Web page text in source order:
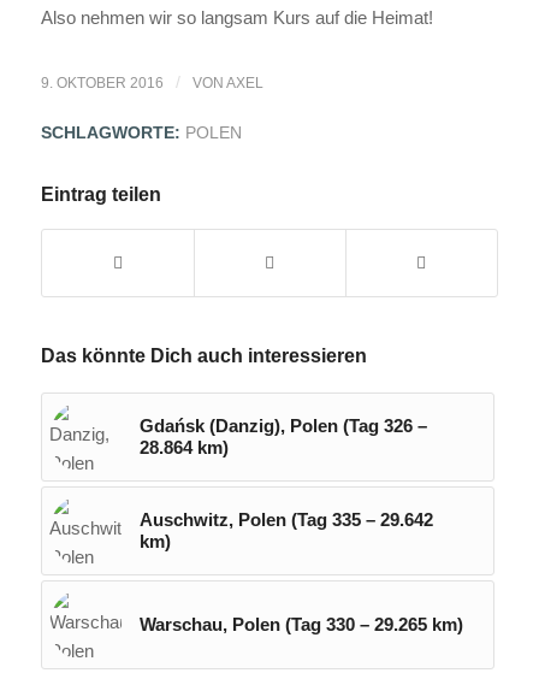
Also nehmen wir so langsam Kurs auf die Heimat!
9. OKTOBER 2016 / VON AXEL
SCHLAGWORTE: POLEN
Eintrag teilen
Das könnte Dich auch interessieren
Gdańsk (Danzig), Polen (Tag 326 –
28.864 km)
Auschwitz, Polen (Tag 335 – 29.642
km)
Warschau, Polen (Tag 330 – 29.265 km)